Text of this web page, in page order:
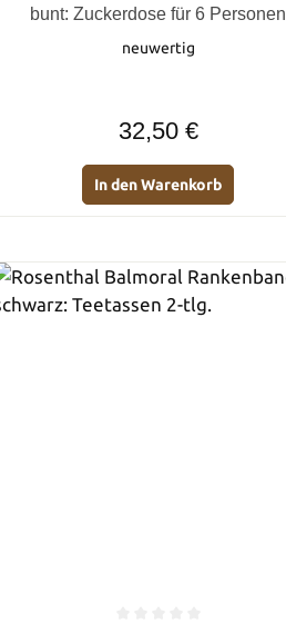
bunt: Zuckerdose für 6 Personen
neuwertig
32,50 €
In den Warenkorb